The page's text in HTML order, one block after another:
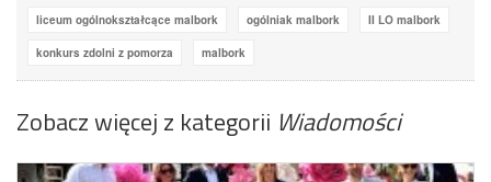
liceum ogólnokształcące malbork ogólniak malbork II LO malbork
konkurs zdolni z pomorza malbork
Zobacz więcej z kategorii Wiadomości